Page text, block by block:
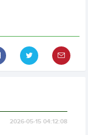
2026-05-15 04:12:08